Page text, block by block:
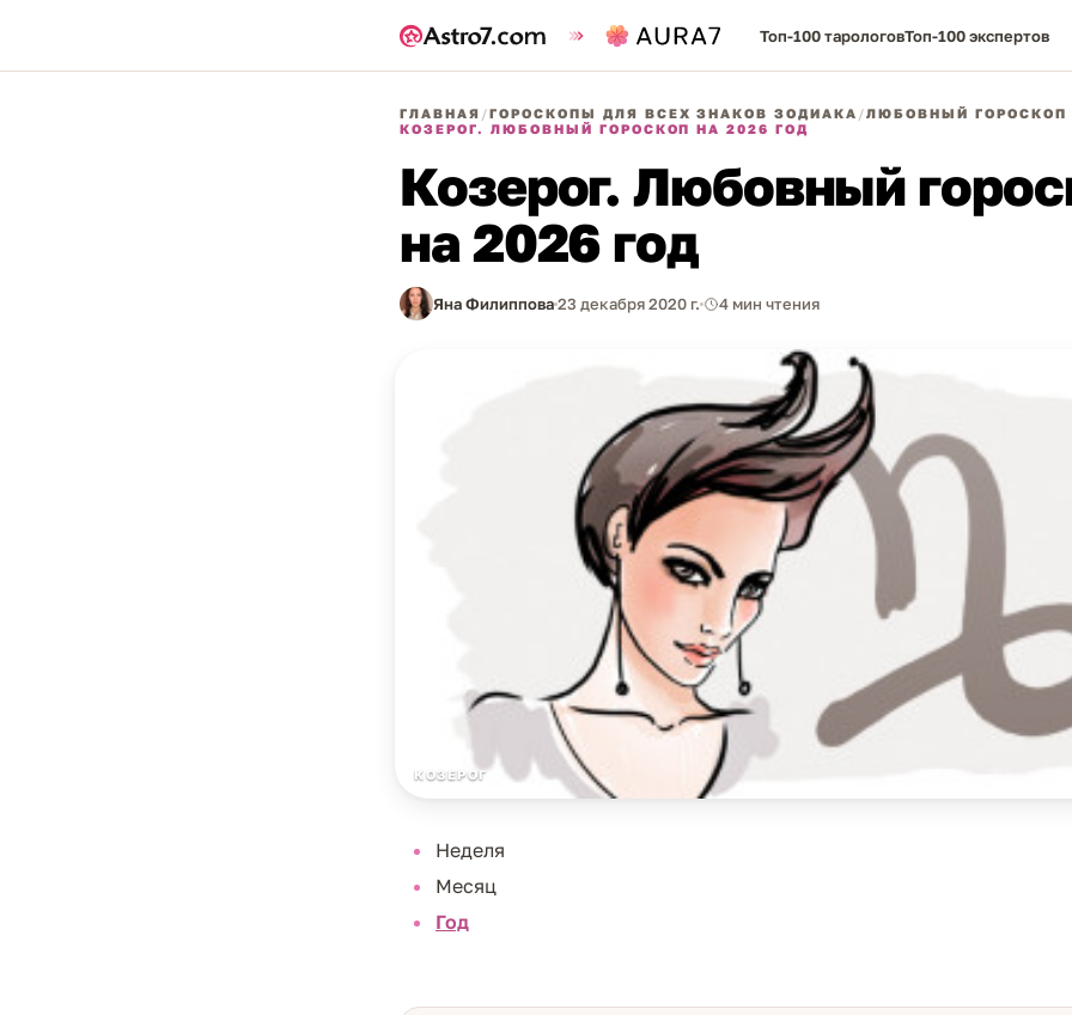
Топ-100 тарологовТоп-100 экспертов
ГЛАВНАЯ /ГОРОСКОПЫ ДЛЯ ВСЕХ ЗНАКОВ ЗОДИАКА /ЛЮБОВНЫЙ ГОРОСКОП
КОЗЕРОГ. ЛЮБОВНЫЙ ГОРОСКОП НА 2026 ГОД
Козерог. Любовный
на 2026 год
Яна Филиппова23 декабря 2020 г. 4 мин чтения
КОЗЕРОГ
Неделя
Месяц
Год